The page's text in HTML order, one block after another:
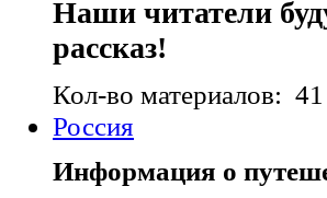
Наши читатели
рассказ!
Кол-во материалов: 41
Россия
Информация о